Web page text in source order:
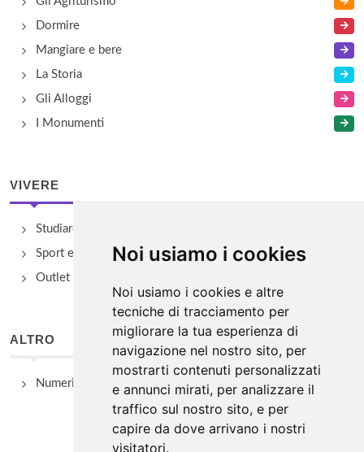
Noi usiamo i cookies
Noi usiamo i cookies e altre
tecniche di tracciamento per
migliorare la tua esperienza di
navigazione nel nostro sito, per
mostrarti contenuti personalizzati
e annunci mirati, per analizzare il
traffico sul nostro sito, e per
capire da dove arrivano i nostri
visitatori.
Dormire
Mangiare e bere
La Storia
Gli Alloggi
I Monumenti
VIVERE
Studiare
Sport e Benessere
Outlet e spacci aziendali
ALTRO
Numeri Utili